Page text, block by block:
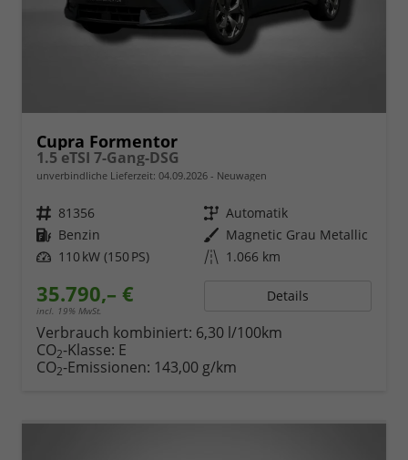
Cupra Formentor
1.5 eTSI 7-Gang-DSG
unverbindliche Lieferzeit: 04.09.2026 Neuwagen
Fahrzeugnr. 81356 Getriebe Automatik
Kraftstoff Benzin Außenfarbe Magnetic Grau Metallic
Leistung 110 kW (150 PS) Kilometerstand 1.066 km
35.790,– €
incl. 19% MwSt.
Details
Verbrauch kombiniert: 6,30 l/100km
CO2-Klasse: E
CO2-Emissionen: 143,00 g/km